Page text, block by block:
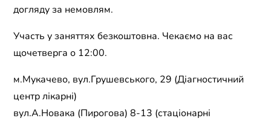
догляду за немовлям.
Участь у заняттях безкоштовна. Чекаємо на вас
щочетверга о 12:00.
м.Мукачево, вул.Грушевського, 29 (Діагностичний
центр лікарні)
вул.А.Новака (Пирогова) 8-13 (стаціонарні